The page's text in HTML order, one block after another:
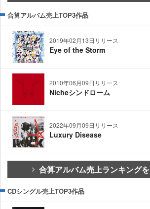
合算アルバム売上TOP3作品
2019年02月13日リリース
Eye of the Storm
2010年06月09日リリース
Nicheシンドローム
2022年09月09日リリース
Luxury Disease
合算アルバム売上ランキング
CDシングル売上TOP3作品